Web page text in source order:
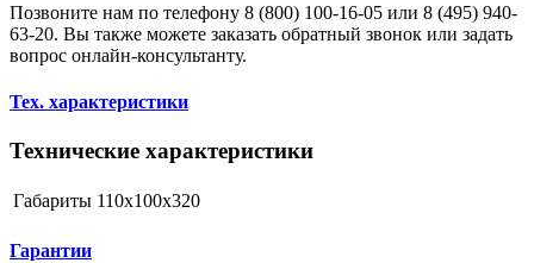
Позвоните нам по телефону 8 (800) 100-16-05 или 8 (495) 940-
63-20. Вы также можете заказать обратный звонок или задать
вопрос онлайн-консультанту.
Тех. характеристики
Технические характеристики
Габариты 110x100x320
Гарантии